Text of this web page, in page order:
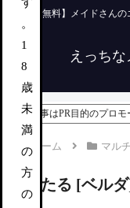
。
1
8
歳
未
満
の
方
の
【無料】メイドさん
えっち
この記事はPR目的のプロ
ホーム マル
ほたる [ベル